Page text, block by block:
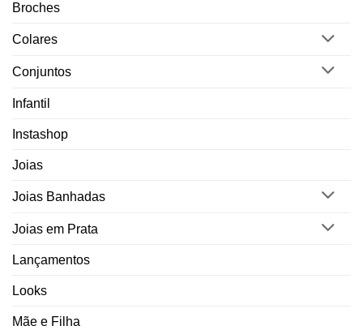
Broches
Colares
Conjuntos
Infantil
Instashop
Joias
Joias Banhadas
Joias em Prata
Lançamentos
Looks
Mãe e Filha